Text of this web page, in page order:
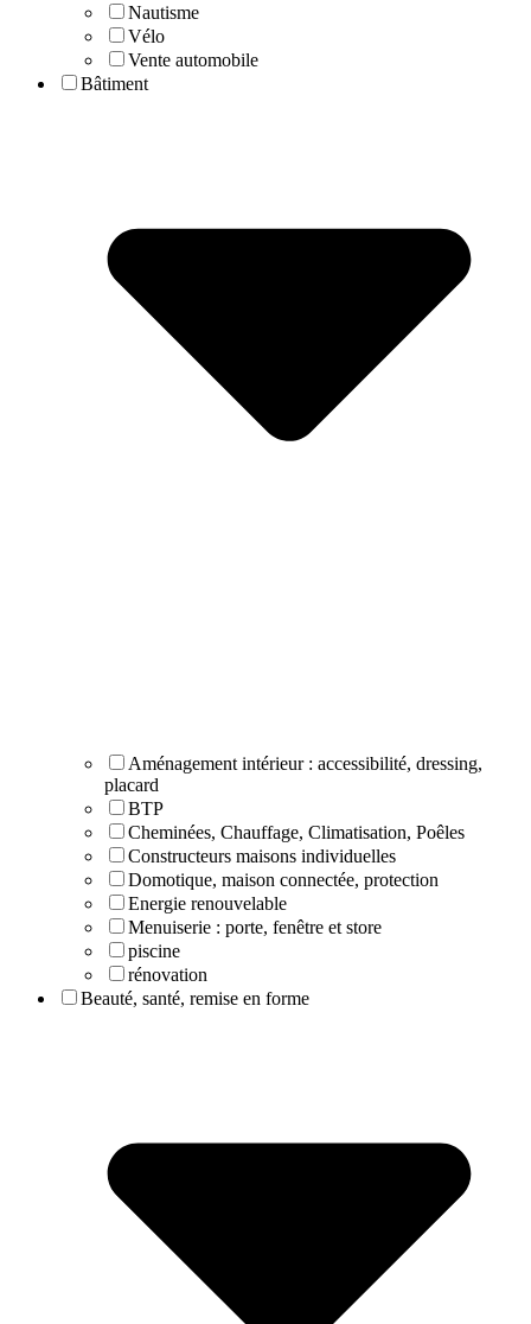
Nautisme
Vélo
Vente automobile
Bâtiment
Aménagement intérieur : accessibilité, dressing,
placard
BTP
Cheminées, Chauffage, Climatisation, Poêles
Constructeurs maisons individuelles
Domotique, maison connectée, protection
Energie renouvelable
Menuiserie : porte, fenêtre et store
piscine
rénovation
Beauté, santé, remise en forme